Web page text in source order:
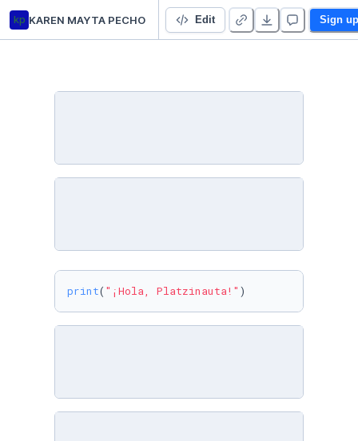
kp KAREN MAYTA PECHO Prueba Edit Sign up
print( "¡Hola, Platzinauta!" )